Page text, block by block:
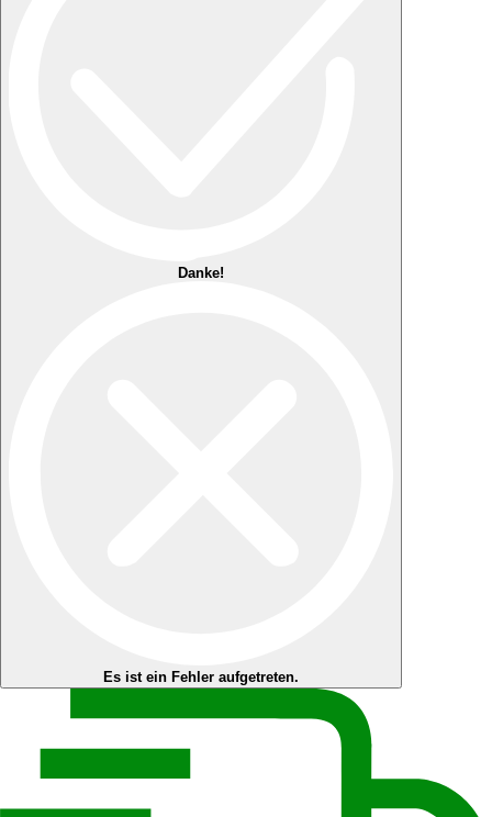
Danke!
Es ist ein Fehler aufgetreten.